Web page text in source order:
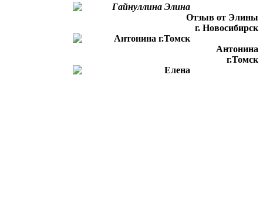
Отзыв от Элины
г. Новосибирск
Антонина
г.Томск